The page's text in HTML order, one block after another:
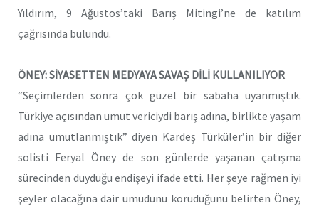
Yıldırım, 9 Ağustos’taki Barış Mitingi’ne de katılım
çağrısında bulundu.
ÖNEY: SİYASETTEN MEDYAYA SAVAŞ DİLİ KULLANILIYOR
“Seçimlerden sonra çok güzel bir sabaha uyanmıştık.
Türkiye açısından umut vericiydi barış adına, birlikte yaşam
adına umutlanmıştık” diyen Kardeş Türküler’in bir diğer
solisti Feryal Öney de son günlerde yaşanan çatışma
sürecinden duyduğu endişeyi ifade etti. Her şeye rağmen iyi
şeyler olacağına dair umudunu koruduğunu belirten Öney,